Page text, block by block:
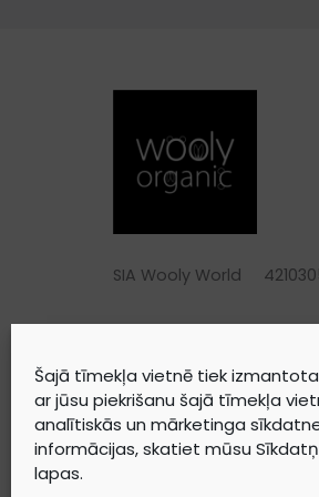
Šajā tīmekļa vietnē tiek
ar jūsu piekrišanu šajā tīmekļa
analītiskās un mārketinga
informācijas, skatiet mūsu
lapas.
SIA Wooly World
ADRESE
Strautu
TELEFONS
+371
E-PASTS